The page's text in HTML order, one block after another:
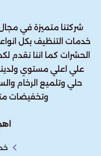
شركتنا متميزة في
خدمات التنظيف بكل
الحشرات كما اننا نقدم
علي اعلي مستوي
حلي وتلميع الرخام
وتخفيضات